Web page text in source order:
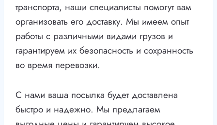
транспорта, наши специалисты помогут вам
организовать его доставку. Мы имеем опыт
работы с различными видами грузов и
гарантируем их безопасность и сохранность
во время перевозки.
С нами ваша посылка будет доставлена
быстро и надежно. Мы предлагаем